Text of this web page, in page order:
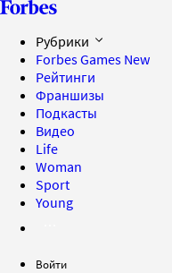
Рубрики
Forbes Games New
Рейтинги
Франшизы
Подкасты
Видео
Life
Woman
Sport
Young
Войти